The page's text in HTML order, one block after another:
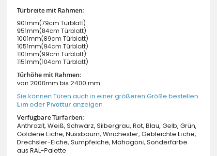
Türbreite mit Rahmen:
901mm(79cm Türblatt)
951mm(84cm Türblatt)
1001mm(89cm Türblatt)
1051mm(94cm Türblatt)
1101mm(99cm Türblatt)
1151mm(104cm Türblatt)
Türhöhe mit Rahmen:
von 2000mm bis 2400 mm
Sie können Türen auch in einer größeren Größe bestellen.
Limoder Pivottüranzeigen
Verfügbare Türfarben:
Anthrazit, Weiß, Schwarz, Silbergrau, Rot, Blau, Gelb, Grün,
Goldene Eiche, Nussbaum, Winchester, Gebleichte Eiche,
Drechsler-Eiche, Sumpfeiche, Mahagoni, Sonderfarbe
aus RAL-Palette